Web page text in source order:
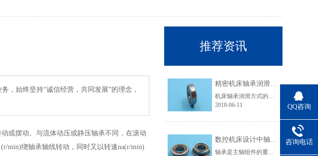
，始终坚持“诚信经营，共同发展”的理念，
或摆动。与流体动压或静压轴承不同，在滚动
min)绕轴承轴线转动，同时又以转速na(r/min)
推荐资讯
精密机床轴承润滑要注意哪些事项？
机床轴承润滑方式的选择与轴承的转速、载荷、容许温升、轴承类型以及相关条件等有关。下面优微承给大家讲解一下机床轴承脂润滑的注意事项。脂润滑的特点是润滑剂粘附力强、使用方便、维护简单，无需经常添加和更换润滑剂。但其摩擦阻力要比油润滑时大。机床轴承最常用的润滑脂是以矿物油作为基础油的锂基脂，对高速精......
2018-06-11
数控机床设计中轴承选用技巧
轴承是主轴组件的重要组成部分，它的类型、结构、配置、精度、安装、调整、润滑和冷却都直接影响主轴组件的工作性能。主轴的回转精度在很大程度上由轴承所决定。优微轴承小编就来介绍数控机床设计中轴承选用技巧。主轴滚动轴承(1)滚动轴承的类型滚动轴承摩擦阻力小，可以预紧，润滑维护简单，能在一定的转速范围和载......
QQ咨询
咨询电话